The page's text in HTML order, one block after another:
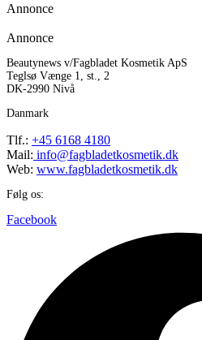
Annonce
Annonce
Beautynews v/Fagbladet Kosmetik ApS
Teglsø Vænge 1, st., 2
DK-2990 Nivå
Danmark
Tlf.: +45 6168 4180
Mail: info@fagbladetkosmetik.dk
Web: www.fagbladetkosmetik.dk
Følg os:
Facebook